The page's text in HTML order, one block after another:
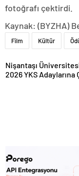
fotoğrafı çektirdi.
Kaynak: (BYZHA)
Film Kültür
Nişantaşı
2026 YKS Adaylarına